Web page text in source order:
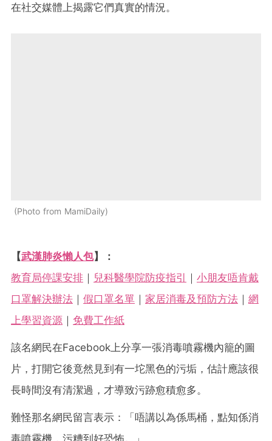
在社交媒體上揭露它們真實的情況。
Photo from MamiDaily
【武漢肺炎懶人包】：
教育局停課安排 ｜ 兒科醫學院防疫指引 ｜ 小朋友唔肯戴
口罩解決辦法 ｜ 假口罩名單 ｜ 家居消毒及預防方法 ｜ 網
上學習資源 ｜ 免費工作紙
該名網民在Facebook上分享一張消毒噴霧機內籠的圖
片，打開它後竟然見到有一坨黑色的污垢，估計應該很
長時間沒有清潔過，才導致污跡愈積愈多。
難怪那名網民留言表示：「唔講以為係馬桶，點知係消
毒噴霧機，污糟到好恐怖。」